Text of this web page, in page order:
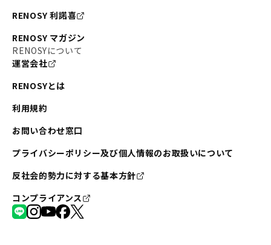
RENOSY 利諾喜
RENOSY マガジン
RENOSYについて
運営会社
RENOSYとは
利用規約
お問い合わせ窓口
プライバシーポリシー及び個人情報のお取扱いについて
反社会的勢力に対する基本方針
コンプライアンス